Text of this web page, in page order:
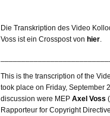
Die Transkription des Video
Voss ist ein Crosspost von hier
This is the transcription of the
took place on Friday, September
discussion were MEP Axel Voss
Rapporteur for Copyright